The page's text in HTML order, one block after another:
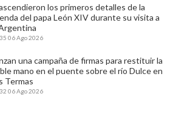
los primeros detalles de la
del papa León XIV durante su visita a
06 Ago 2026
una campaña de firmas para restituir la
mano en el puente sobre el río Dulce en
Termas
06 Ago 2026